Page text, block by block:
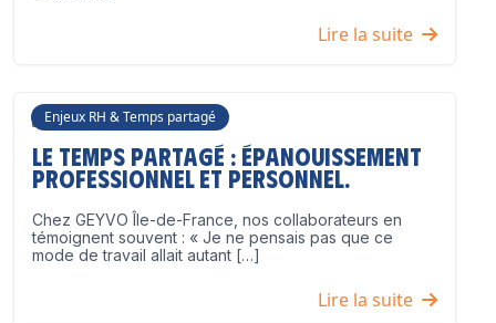
Lire la suite
Enjeux RH & Temps partagé
17 juillet 2025 Geyvo
Le temps partagé : épanouissement
professionnel ET personnel.
Chez GEYVO Île-de-France, nos collaborateurs en
témoignent souvent : « Je ne pensais pas que ce
mode de travail allait autant […]
Lire la suite